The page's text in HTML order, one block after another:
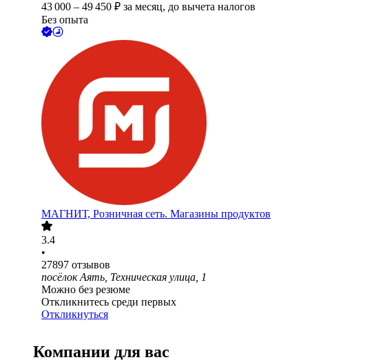
43 000 – 49 450 ₽ за месяц, до вычета налогов
Без опыта
МАГНИТ, Розничная сеть. Магазины продуктов
3.4
•
27897 отзывов
посёлок Аять, Техническая улица, 1
Можно без резюме
Откликнитесь среди первых
Откликнуться
Компании для вас